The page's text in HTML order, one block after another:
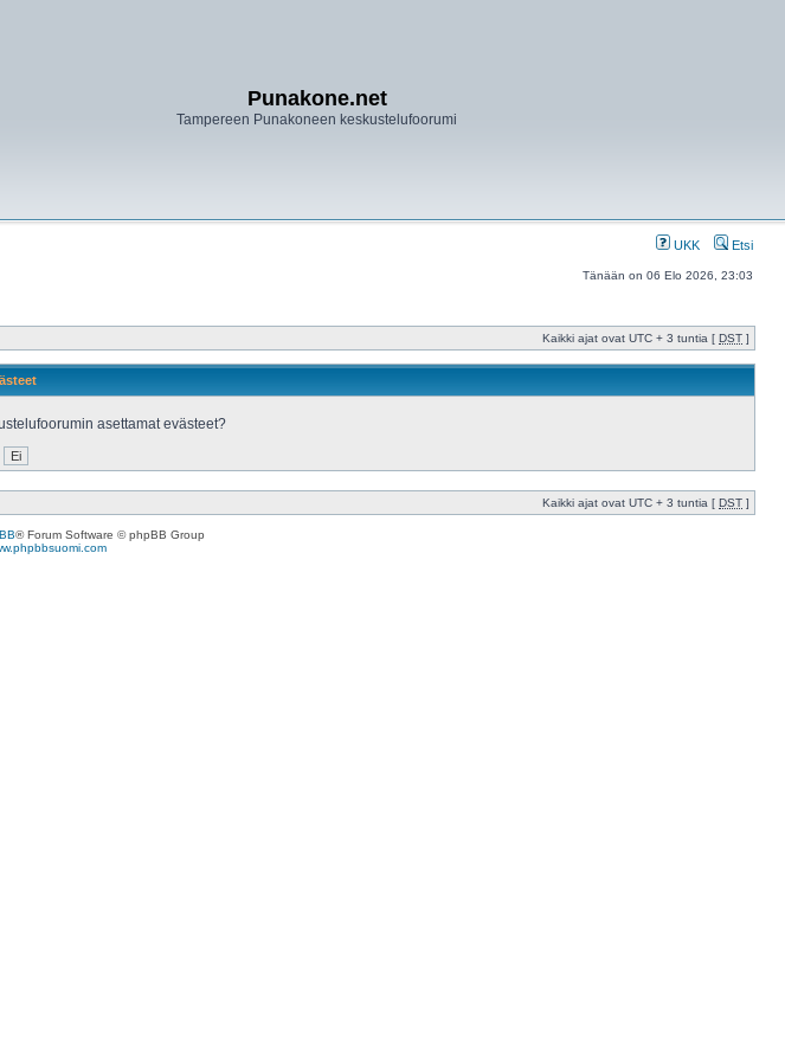
Punakone.net
Tampereen Punakoneen keskustelufoorumi
UKK Etsi
Tänään on 06 Elo 2026, 23:03
Kaikki ajat ovat UTC + 3 tuntia [ DST ]
asettamat evästeet?
Kaikki ajat ovat UTC + 3 tuntia [ DST ]
® Forum Software © phpBB Group